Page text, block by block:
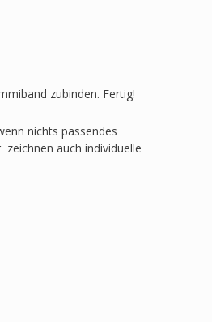
zubinden. Fertig!
nichts passendes
auch individuelle